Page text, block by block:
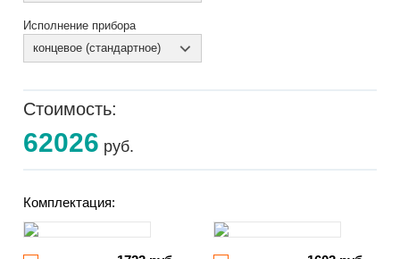
Исполнение прибора
концевое (стандартное)
Стоимость:
62026 руб.
Комплектация: